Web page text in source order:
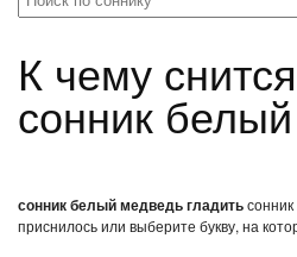
К чему снится сонник белый медведь гладить?
сонник
сонник белый медведь гладить
приснилось или выберите букву, на